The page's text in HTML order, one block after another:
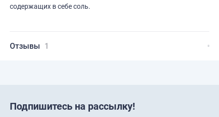
содержащих в себе соль.
Отзывы 1
Подпишитесь на рассылку!